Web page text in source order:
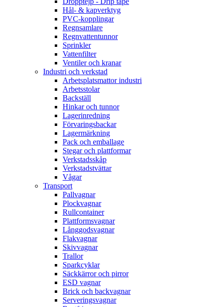
Hål- & kapverktyg
PVC-kopplingar
Regnsamlare
Regnvattentunnor
Sprinkler
Vattenfilter
Ventiler och kranar
Industri och verkstad
Arbetsplatsmattor industri
Arbetsstolar
Backställ
Hinkar och tunnor
Lagerinredning
Förvaringsbackar
Lagermärkning
Pack och emballage
Stegar och plattformar
Verkstadsskåp
Verkstadstvättar
Vågar
Transport
Pallvagnar
Plockvagnar
Rullcontainer
Plattformsvagnar
Långgodsvagnar
Flakvagnar
Skivvagnar
Trallor
Sparkcyklar
Säckkärror och pirror
ESD vagnar
Brick och backvagnar
Serveringsvagnar